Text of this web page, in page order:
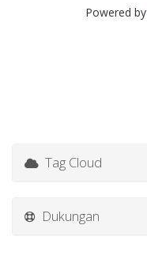
Powered by
Tag Cloud
Dukungan